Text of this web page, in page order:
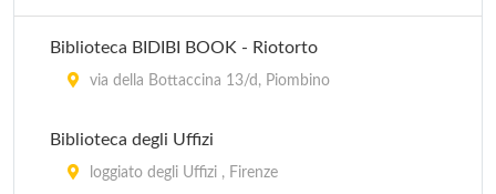
Biblioteca BIDIBI BOOK - Riotorto
via della Bottaccina 13/d, Piombino
Biblioteca degli Uffizi
loggiato degli Uffizi , Firenze